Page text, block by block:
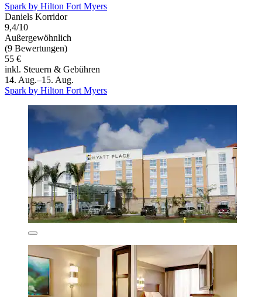
Spark by Hilton Fort Myers
Daniels Korridor
9,4/10
Außergewöhnlich
(9 Bewertungen)
55 €
inkl. Steuern & Gebühren
14. Aug.–15. Aug.
Spark by Hilton Fort Myers